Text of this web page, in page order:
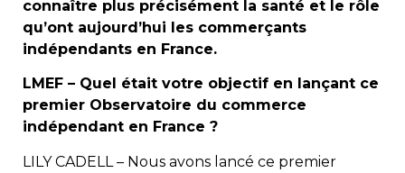
connaître plus précisément la santé et le rôle
qu’ont aujourd’hui les commerçants
indépendants en France.
LMEF – Quel était votre objectif en lançant ce
premier Observatoire du commerce
indépendant en France ?
LILY CADELL – Nous avons lancé ce premier